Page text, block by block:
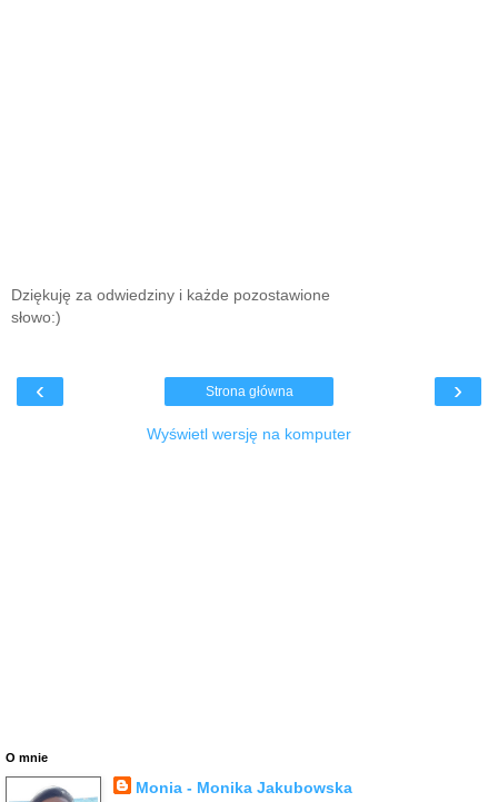
Dziękuję za odwiedziny i każde pozostawione
słowo:)
‹ ›
Strona główna
Wyświetl wersję na komputer
O mnie
Monia - Monika Jakubowska